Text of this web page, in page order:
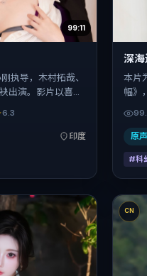
99:11
执导，木村拓哉、
出演。影片以喜剧
反转。2022年2月
后），片长149分
6.3
印度
深
本片
幅》
诗、
为
24
原
#科
CN